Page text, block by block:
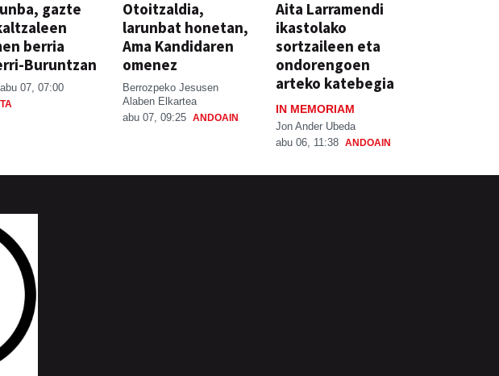
gazte
berria
Buruntzan
abu 07, 07:00
Otoitzaldia,
larunbat honetan,
Ama Kandidaren
omenez
Berrozpeko Jesusen
Alaben Elkartea
abu 07, 09:25 ANDOAIN
Aita Larramendi
ikastolako
sortzaileen eta
ondorengoen
arteko katebegia
IN MEMORIAM
Jon Ander Ubeda
abu 06, 11:38 ANDOAIN